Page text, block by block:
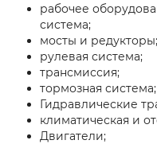
рабочее
система;
мосты и редукторы;
рулевая система;
трансмиссия;
тормозная система;
Гидравлические
климатическая и
Двигатели;